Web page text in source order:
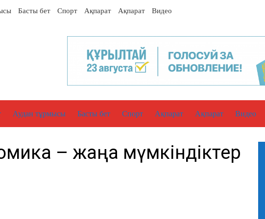
Басты бет Спорт Ақпарат Ақпарат Видео
Аудан тұрмысы Басты бет Спорт Ақпарат Ақпарат Видео
– жаңа мүмкіндіктер